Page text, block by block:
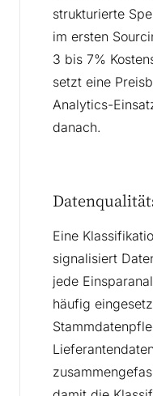
strukturierte
im ersten
3 bis 7%
setzt eine
Analytics-
danach.
Eine
signalisiert
jede
häufig